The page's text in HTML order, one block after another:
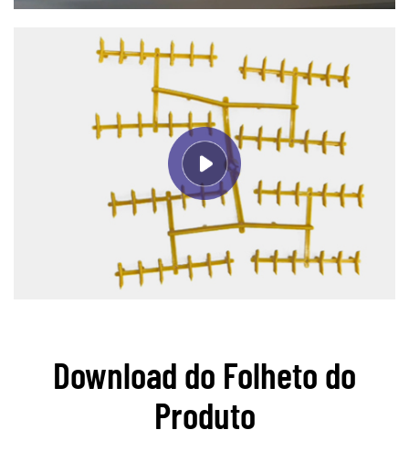
Download do Folheto do
Produto